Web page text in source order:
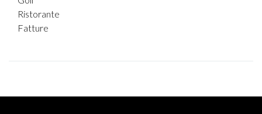
Ristorante
Fatture